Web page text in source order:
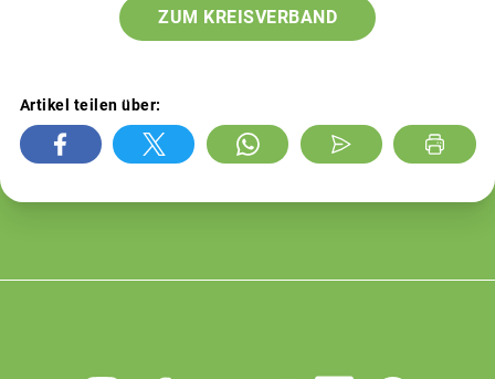
ZUM KREISVERBAND
Artikel teilen über: